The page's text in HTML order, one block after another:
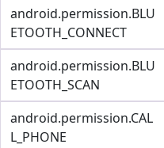
android.permission.BLU
ETOOTH_CONNECT
android.permission.BLU
ETOOTH_SCAN
android.permission.CAL
L_PHONE